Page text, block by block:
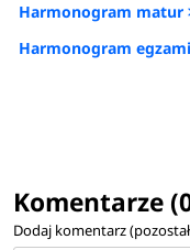
Harmonogram matur
Harmonogram
Komentarze
Dodaj komentarz